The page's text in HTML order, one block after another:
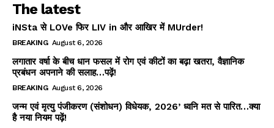
The latest
iNSta से LOVe फिर LIV in और आखिर में MUrder!
BREAKING August 6, 2026
लगातार वर्षा के बीच धान फसल में रोग एवं कीटों का बढ़ा खतरा, वैज्ञानिक
प्रबंधन अपनाने की सलाह…पढ़ें!
BREAKING August 6, 2026
जन्म एवं मृत्यु पंजीकरण (संशोधन) विधेयक, 2026’ ध्वनि मत से पारित…क्या
है नया नियम पढ़ें!